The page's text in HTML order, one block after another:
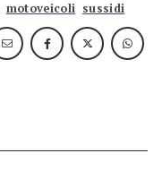
motoveicoli sussidi